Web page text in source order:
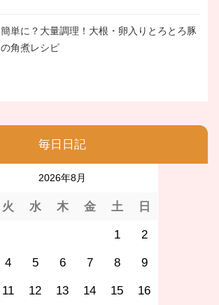
簡単に？大量調理！大根・卵入りとろとろ豚
の角煮レシピ
毎日日記
2026年8月
火 水 木 金 土 日
1 2
4 5 6 7 8 9
11 12 13 14 15 16